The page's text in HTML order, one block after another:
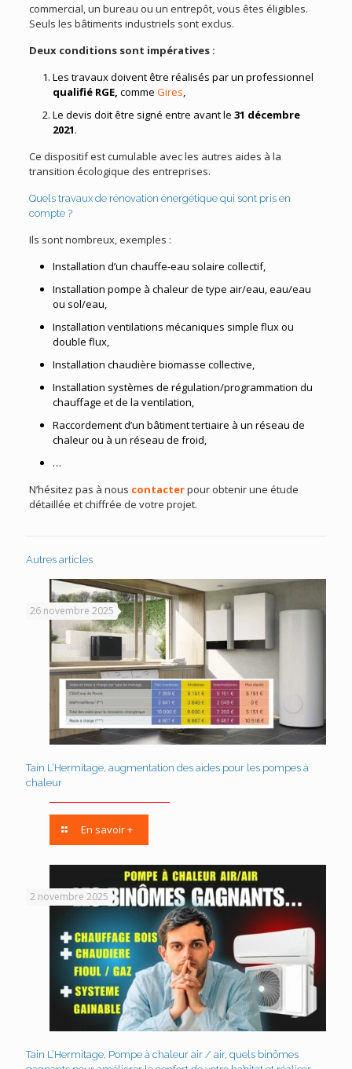
commercial, un bureau ou un entrepôt, vous êtes éligibles.
Seuls les bâtiments industriels sont exclus.
Deux conditions sont impératives :
Les travaux doivent être réalisés par un professionnel
qualifié RGE, comme Gires,
Le devis doit être signé entre avant le 31 décembre
2021.
Ce dispositif est cumulable avec les autres aides à la
transition écologique des entreprises.
Quels travaux de rénovation énergétique qui sont pris en
compte ?
Ils sont nombreux, exemples :
Installation d’un chauffe-eau solaire collectif,
Installation pompe à chaleur de type air/eau, eau/eau
ou sol/eau,
Installation ventilations mécaniques simple flux ou
double flux,
Installation chaudière biomasse collective,
Installation systèmes de régulation/programmation du
chauffage et de la ventilation,
Raccordement d’un bâtiment tertiaire à un réseau de
chaleur ou à un réseau de froid,
…
N’hésitez pas à nous contacterpour obtenir une étude
détaillée et chiffrée de votre projet.
Autres articles
26 novembre 2025
Tain L’Hermitage, augmentation des aides pour les pompes à
chaleur
En savoir +
2 novembre 2025
Tain L’Hermitage, Pompe à chaleur air / air, quels binômes